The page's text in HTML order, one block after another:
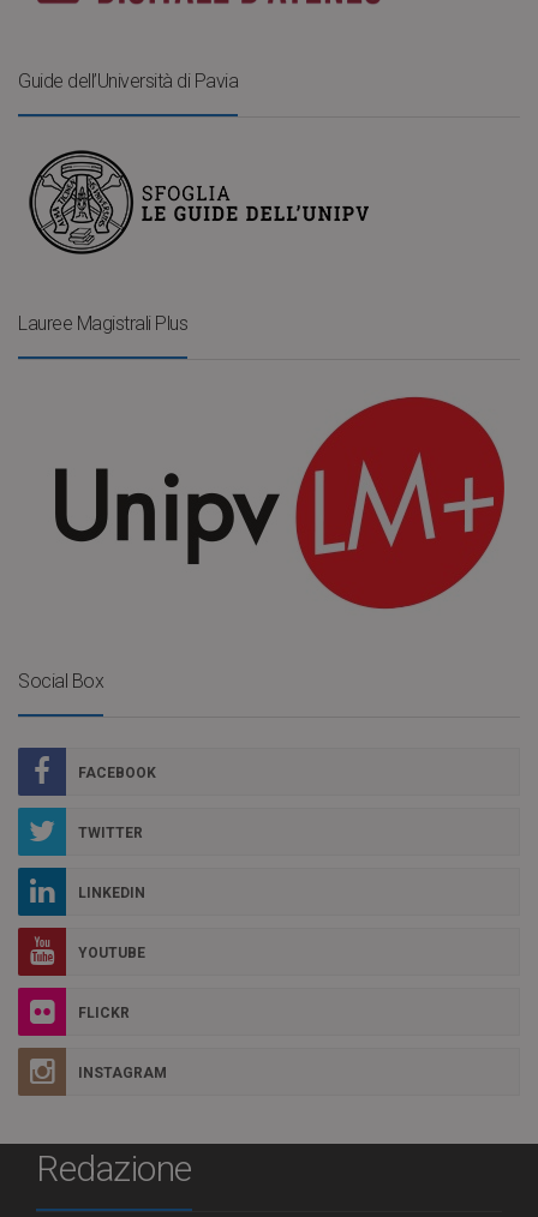
Guide dell’Università di Pavia
Lauree Magistrali Plus
Social Box
FACEBOOK
TWITTER
LINKEDIN
YOUTUBE
FLICKR
INSTAGRAM
Redazione